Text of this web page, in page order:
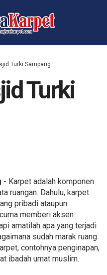
Turki Sampang
Turki
- Karpet adalah komponen
ruangan. Dahulu, karpet
pribadi ataupun
memberi aksen
amatilah apa yang terjadi
sudah marak ruang
contohnya penginapan,
ibadah umat muslim.